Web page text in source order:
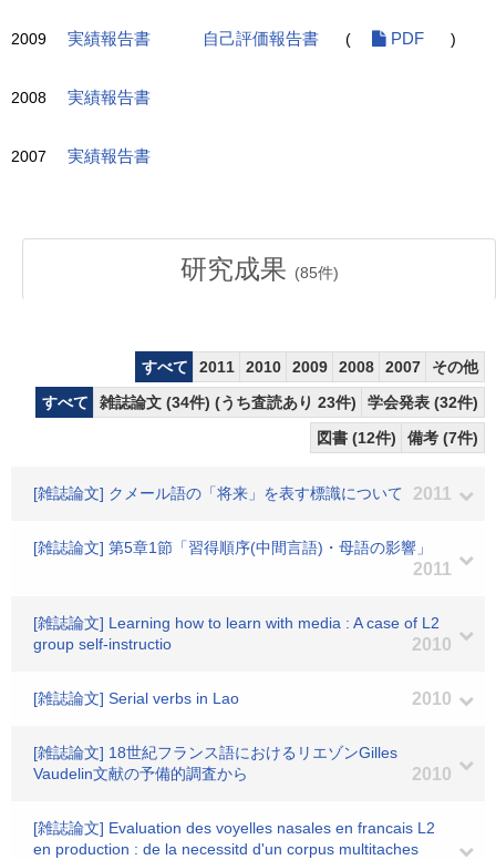
2009 実績報告書 自己評価報告書 ( PDF )
2008 実績報告書
2007 実績報告書
研究成果 (85件)
すべて 2011 2010 2009 2008 2007
その他
すべて
雑誌論文 (34件) (うち査読あり 23件)
学会発表 (32件)
図書 (12件)
備考 (7件)
[雑誌論文] クメール語の「将来」を表す標識について 2011
[雑誌論文] 第5章1節「習得順序(中間言語)・母語の影響」
2011
[雑誌論文] Learning how to learn with media : A case of L2
group self-instructio
2010
[雑誌論文] Serial verbs in Lao 2010
[雑誌論文] 18世紀フランス語におけるリエゾンGilles
Vaudelin文献の予備的調査から
2010
[雑誌論文] Evaluation des voyelles nasales en francais L2
en production : de la necessitd d'un corpus multitaches